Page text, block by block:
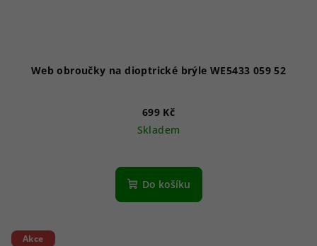
Web obroučky na dioptrické brýle WE5433 059 52
699 Kč
Skladem
Do košíku
Akce